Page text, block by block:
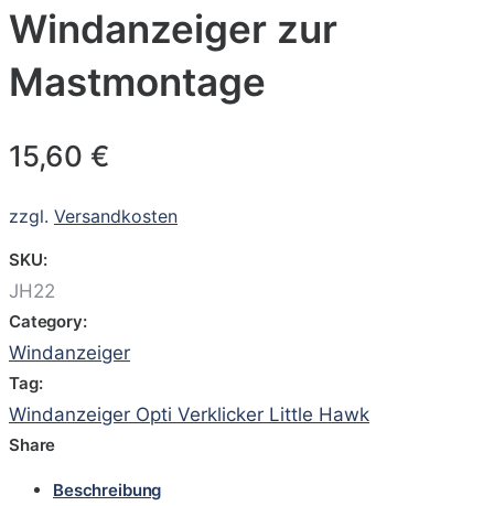
Windanzeiger zur
Mastmontage
15,60 €
zzgl. Versandkosten
SKU:
JH22
Category:
Windanzeiger
Tag:
Windanzeiger Opti Verklicker Little Hawk
Share
Beschreibung